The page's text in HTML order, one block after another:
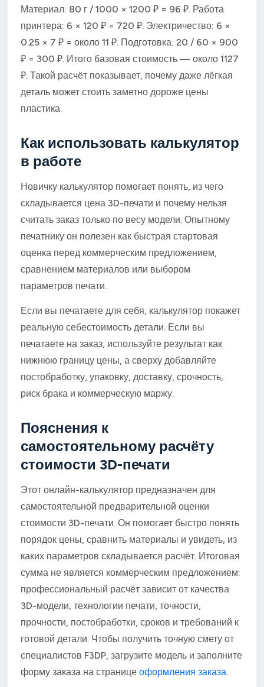
Материал: 80 г / 1000 × 1200 ₽ = 96 ₽. Работа
принтера: 6 × 120 ₽ = 720 ₽. Электричество: 6 ×
0.25 × 7 ₽ = около 11 ₽. Подготовка: 20 / 60 × 900
₽ = 300 ₽. Итого базовая стоимость — около 1127
₽. Такой расчёт показывает, почему даже лёгкая
деталь может стоить заметно дороже цены
пластика.
Как использовать калькулятор
в работе
Новичку калькулятор помогает понять, из чего
складывается цена 3D-печати и почему нельзя
считать заказ только по весу модели. Опытному
печатнику он полезен как быстрая стартовая
оценка перед коммерческим предложением,
сравнением материалов или выбором
параметров печати.
Если вы печатаете для себя, калькулятор покажет
реальную себестоимость детали. Если вы
печатаете на заказ, используйте результат как
нижнюю границу цены, а сверху добавляйте
постобработку, упаковку, доставку, срочность,
риск брака и коммерческую маржу.
Пояснения к
самостоятельному расчёту
стоимости 3D-печати
Этот онлайн-калькулятор предназначен для
самостоятельной предварительной оценки
стоимости 3D-печати. Он помогает быстро понять
порядок цены, сравнить материалы и увидеть, из
каких параметров складывается расчёт. Итоговая
сумма не является коммерческим предложением:
профессиональный расчёт зависит от качества
3D-модели, технологии печати, точности,
прочности, постобработки, сроков и требований к
готовой детали. Чтобы получить точную смету от
специалистов F3DP, загрузите модель и заполните
форму заказа на странице оформления заказа.